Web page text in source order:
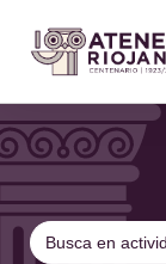
Buscar: